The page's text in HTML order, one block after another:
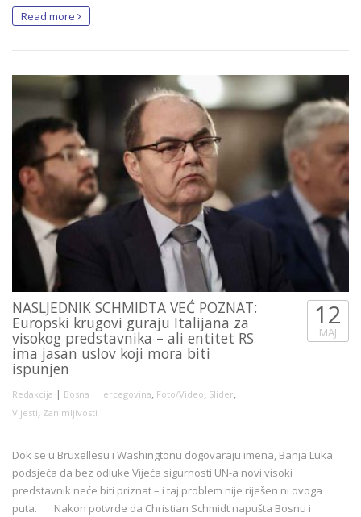
Read more
NASLJEDNIK SCHMIDTA VEĆ POZNAT:
Europski krugovi guraju Italijana za
visokog predstavnika – ali entitet RS
ima jasan uslov koji mora biti
ispunjen
Redakcija | Bosna i Hercegovina, Foto/Video, Slider,
Vijesti, Zanimljivosti
12
MAJ
Dok se u Bruxellesu i Washingtonu dogovaraju imena, Banja Luka
podsjeća da bez odluke Vijeća sigurnosti UN-a novi visoki
predstavnik neće biti priznat – i taj problem nije riješen ni ovoga
puta. Nakon potvrde da Christian Schmidt napušta Bosnu i